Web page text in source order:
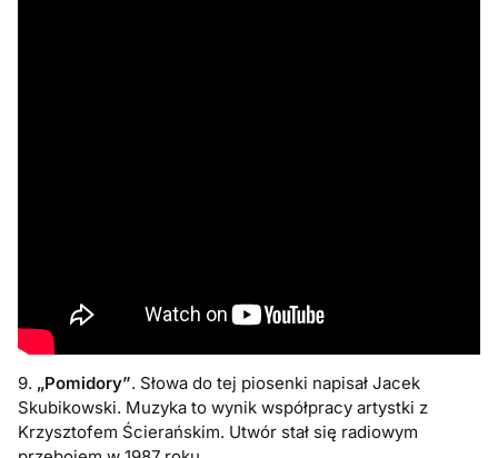
9. „Pomidory”. Słowa do tej piosenki napisał Jacek
Skubikowski. Muzyka to wynik współpracy artystki z
Krzysztofem Ścierańskim. Utwór stał się radiowym